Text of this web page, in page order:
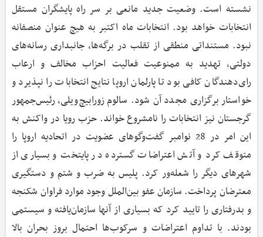
نشسته است. وضعیت جدید مانعی بر سر راه پایشگران مستقل
انتخابات خواهد بود. انتخابات ماه اکتبر به هیچ عنوان منصفانه
نبود. مستنداتی منطقی از تقلب در برگه‌ها، جانبداری رسانه‌های
دولتی، تهدید به ممنوعیت فعالیت احزاب مخالف و ارعاب
رای‌دهندگان کافی بود تا پارلمان اروپا نتایج انتخابات را نپذیرد و
خواستار برگزاری مجدد آن شود. سالوم زورابیچ‌ویلی، رئیس‌جمهور
گرجستان نیز انتخابات را نامشروع خواند. حزب رویا در واکنش به
این امر در 28 نوامبر گفت‌وگوهای عضویت در اتحادیه اروپا را
متوقف کرد و آتش اعتراضات گسترده در پایتخت و بسیاری از
شهرهای دیگر را شعله‌ور کرد. پلیس به ضرب و شتم و دستگیری
معترضان پرداخت. سازمان عفو بین‌الملل وجود موارد فراوان شکنجه
و بدرفتاری را تایید کرد که بسیاری از آنها سازمان‌یافته و سیستمی
بودند. با تداوم اعتراضات و سرکوب‌ها احتمال بروز بحران بالا